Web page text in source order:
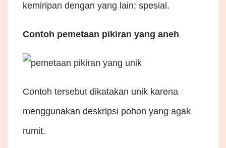
kemiripan dengan yang lain; spesial.
Contoh pemetaan pikiran yang aneh
Contoh tersebut dikatakan unik karena
menggunakan deskripsi pohon yang agak
rumit.